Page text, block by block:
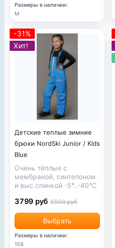
Размеры в наличии:
M
-31%
Хит!
Детские теплые зимние
брюки NordSki Junior / Kids
Blue
Очень тёплые с
мембраной, синтепоном
и выс.спинкой -5°..-40°С
Выбрать
3799 руб 5500 руб
Размеры в наличии:
158